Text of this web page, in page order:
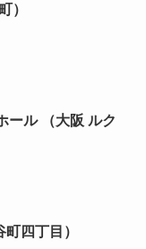
）
ール （大阪 ルク
四丁目）